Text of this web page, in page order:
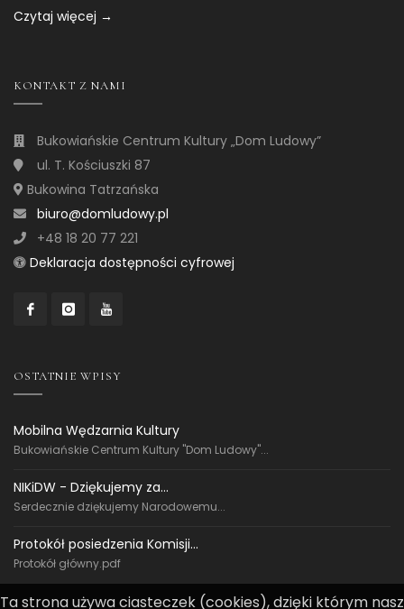
Czytaj więcej →
KONTAKT Z NAMI
Bukowiańskie Centrum Kultury „Dom Ludowy”
ul. T. Kościuszki 87
Bukowina Tatrzańska
biuro@domludowy.pl
+48 18 20 77 221
Deklaracja dostępności cyfrowej
OSTATNIE WPISY
Mobilna Wędzarnia Kultury
Bukowiańskie Centrum Kultury "Dom Ludowy"...
NIKiDW - Dziękujemy za...
Serdecznie dziękujemy Narodowemu...
Protokół posiedzenia Komisji...
Protokół główny.pdf
Ta strona używa ciasteczek (cookies), dzięki którym nasz